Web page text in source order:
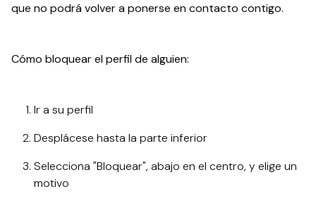
que no podrá volver a ponerse en contacto contigo.
Cómo bloquear el perfil de alguien:
Ir a su perfil
Desplácese hasta la parte inferior
Selecciona "Bloquear", abajo en el centro, y elige un
motivo